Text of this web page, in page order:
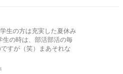
生の方は充実した夏休み
生の時は、部活部活の毎
すが（笑）まあそれな